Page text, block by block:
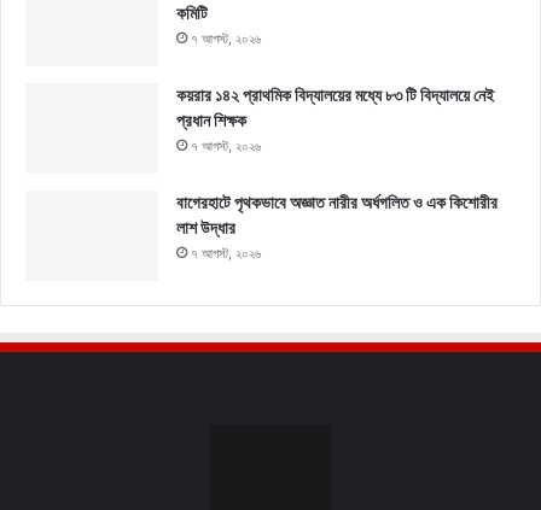
কমিটি
৭ আগস্ট, ২০২৬
কয়রার ১৪২ প্রাথমিক বিদ্যালয়ের মধ্যে ৮৩ টি বিদ্যালয়ে নেই
প্রধান শিক্ষক
৭ আগস্ট, ২০২৬
বাগেরহাটে পৃথকভাবে অজ্ঞাত নারীর অর্ধগলিত ও এক কিশোরীর
লাশ উদ্ধার
৭ আগস্ট, ২০২৬